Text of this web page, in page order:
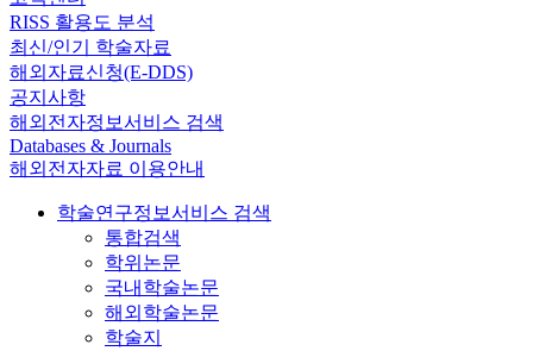
RISS 활용도 분석
최신/인기 학술자료
해외자료신청(E-DDS)
공지사항
해외전자정보서비스 검색
Databases & Journals
해외전자자료 이용안내
학술연구정보서비스 검색
통합검색
학위논문
국내학술논문
해외학술논문
학술지